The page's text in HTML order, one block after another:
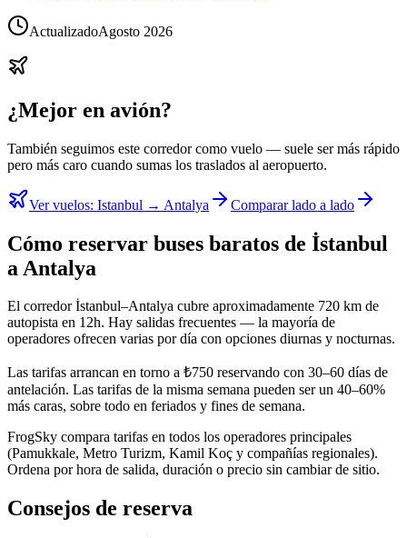
ActualizadoAgosto 2026
¿Mejor en avión?
También seguimos este corredor como vuelo — suele ser más rápido
pero más caro cuando sumas los traslados al aeropuerto.
Ver vuelos: Istanbul → Antalya Comparar lado a lado
Cómo reservar buses baratos de İstanbul
a Antalya
El corredor İstanbul–Antalya cubre aproximadamente 720 km de
autopista en 12h. Hay salidas frecuentes — la mayoría de
operadores ofrecen varias por día con opciones diurnas y nocturnas.
Las tarifas arrancan en torno a ₺750 reservando con 30–60 días de
antelación. Las tarifas de la misma semana pueden ser un 40–60%
más caras, sobre todo en feriados y fines de semana.
FrogSky compara tarifas en todos los operadores principales
(Pamukkale, Metro Turizm, Kamil Koç y compañías regionales).
Ordena por hora de salida, duración o precio sin cambiar de sitio.
Consejos de reserva